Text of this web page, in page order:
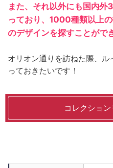
また、それ以外にも国内
っており、1000種類以上
のデザインを探すことがで
オリオン通りを訪ねた際、
っておきたいです！
コレクショ